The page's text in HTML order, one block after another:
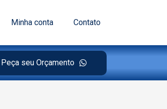
Minha conta Contato
Peça seu Orçamento